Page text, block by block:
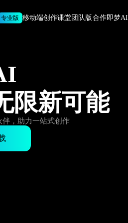
专业版 移动端创作课堂团队版合作即梦AI
限新可能
，助力一站式创作